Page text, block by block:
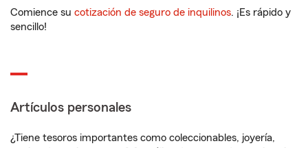
Comience su cotización de seguro de inquilinos. ¡Es rápido y
sencillo!
Artículos personales
¿Tiene tesoros importantes como coleccionables, joyería,